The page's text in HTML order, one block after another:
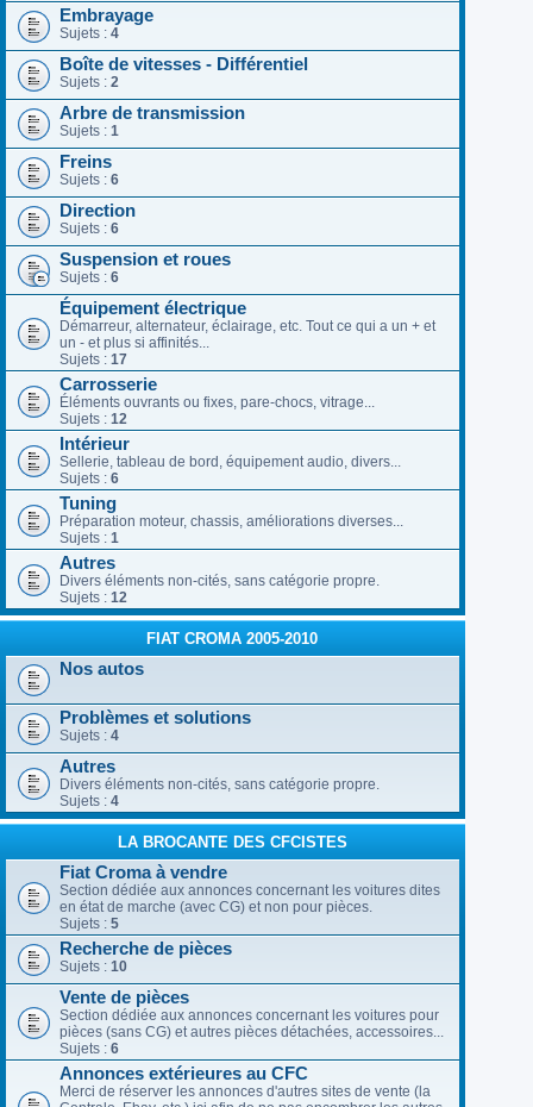
Embrayage
Sujets : 4
Boîte de vitesses - Différentiel
Sujets : 2
Arbre de transmission
Sujets : 1
Freins
Sujets : 6
Direction
Sujets : 6
Suspension et roues
Sujets : 6
Équipement électrique
Démarreur, alternateur, éclairage, etc. Tout ce qui a un + et
un - et plus si affinités...
Sujets : 17
Carrosserie
Éléments ouvrants ou fixes, pare-chocs, vitrage...
Sujets : 12
Intérieur
Sellerie, tableau de bord, équipement audio, divers...
Sujets : 6
Tuning
Préparation moteur, chassis, améliorations diverses...
Sujets : 1
Autres
Divers éléments non-cités, sans catégorie propre.
Sujets : 12
FIAT CROMA 2005-2010
Nos autos
Problèmes et solutions
Sujets : 4
Autres
Divers éléments non-cités, sans catégorie propre.
Sujets : 4
LA BROCANTE DES CFCISTES
Fiat Croma à vendre
Section dédiée aux annonces concernant les voitures dites
en état de marche (avec CG) et non pour pièces.
Sujets : 5
Recherche de pièces
Sujets : 10
Vente de pièces
Section dédiée aux annonces concernant les voitures pour
pièces (sans CG) et autres pièces détachées, accessoires...
Sujets : 6
Annonces extérieures au CFC
Merci de réserver les annonces d'autres sites de vente (la